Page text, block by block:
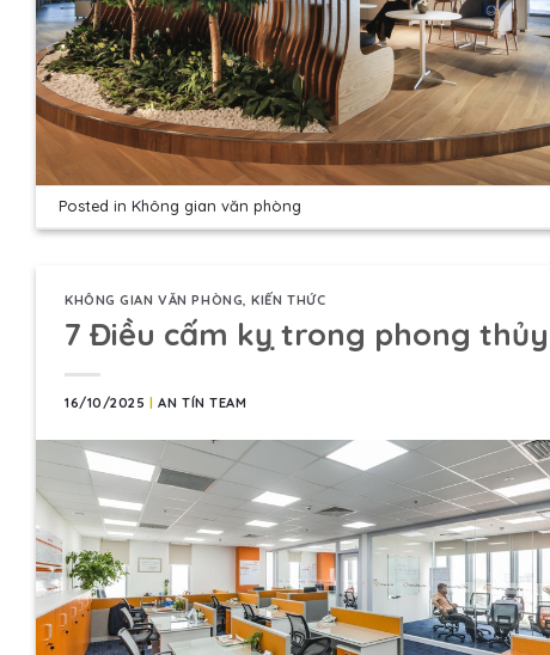
Posted inKhông gian văn phòng
KHÔNG GIAN VĂN PHÒNG,KIẾN THỨC
7 Điều cấm kỵ trong phong
16/10/2025 |AN TÍN TEAM